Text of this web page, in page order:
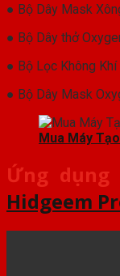
● Bộ Dây Mask
● Bộ Dây thở
● Bộ Lọc Không
● Bộ Dây Mask
Mua Máy
Ứng dụng
Hidgeem